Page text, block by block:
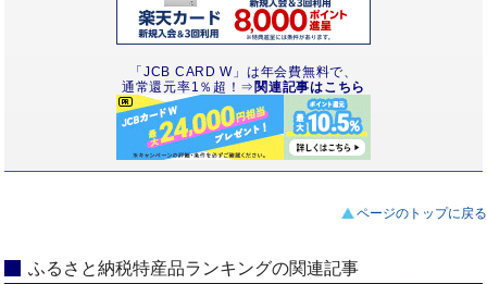
「JCB CARD W」は年会費無料で、
通常還元率1％超！⇒ 関連記事はこちら
ページのトップに戻る
ふるさと納税特産品ランキングの関連記事